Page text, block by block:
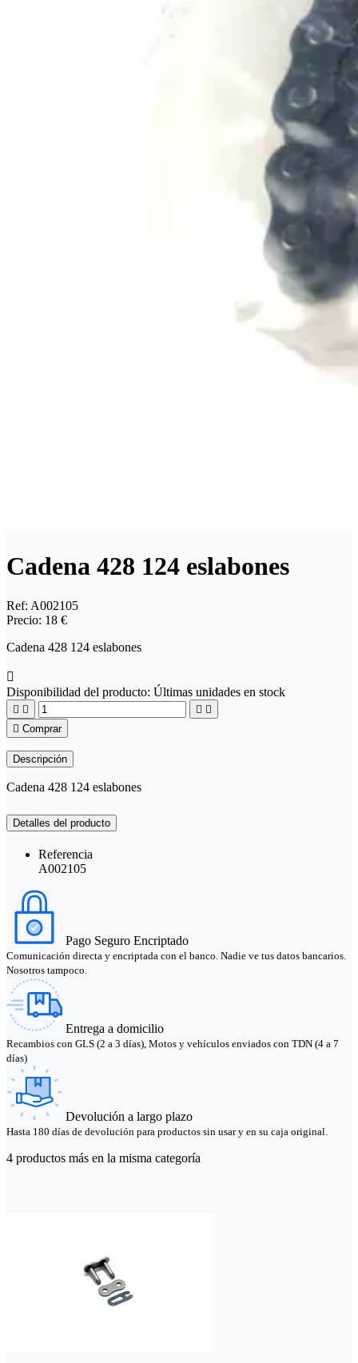
Cadena 428 124 eslabones
Ref: A002105
Precio: 18 €
Cadena 428 124 eslabones

Disponibilidad del producto: Últimas unidades en stock
   
 Comprar
Descripción
Cadena 428 124 eslabones
Detalles del producto
Referencia
A002105
Pago Seguro Encriptado
Comunicación directa y encriptada con el banco. Nadie ve tus datos bancarios.
Nosotros tampoco.
Entrega a domicilio
Recambios con GLS (2 a 3 días), Motos y vehículos enviados con TDN (4 a 7
días)
Devolución a largo plazo
Hasta 180 días de devolución para productos sin usar y en su caja original.
4 productos más en la misma categoría